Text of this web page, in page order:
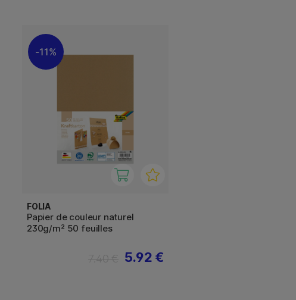
11%
FOLIA
Papier de couleur naturel
230g/m² 50 feuilles
5.92 €